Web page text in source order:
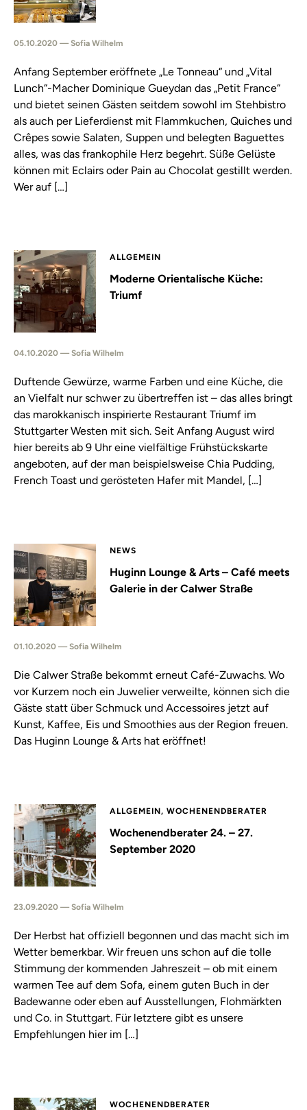
05.10.2020 — Sofia Wilhelm
Anfang September eröffnete „Le Tonneau“ und „Vital
Lunch“-Macher Dominique Gueydan das „Petit France“
und bietet seinen Gästen seitdem sowohl im Stehbistro
als auch per Lieferdienst mit Flammkuchen, Quiches und
Crêpes sowie Salaten, Suppen und belegten Baguettes
alles, was das frankophile Herz begehrt. Süße Gelüste
können mit Eclairs oder Pain au Chocolat gestillt werden.
Wer auf […]
ALLGEMEIN
Moderne Orientalische Küche:
Triumf
04.10.2020 — Sofia Wilhelm
Duftende Gewürze, warme Farben und eine Küche, die
an Vielfalt nur schwer zu übertreffen ist – das alles bringt
das marokkanisch inspirierte Restaurant Triumf im
Stuttgarter Westen mit sich. Seit Anfang August wird
hier bereits ab 9 Uhr eine vielfältige Frühstückskarte
angeboten, auf der man beispielsweise Chia Pudding,
French Toast und gerösteten Hafer mit Mandel, […]
NEWS
Huginn Lounge & Arts – Café meets
Galerie in der Calwer Straße
01.10.2020 — Sofia Wilhelm
Die Calwer Straße bekommt erneut Café-Zuwachs. Wo
vor Kurzem noch ein Juwelier verweilte, können sich die
Gäste statt über Schmuck und Accessoires jetzt auf
Kunst, Kaffee, Eis und Smoothies aus der Region freuen.
Das Huginn Lounge & Arts hat eröffnet!
ALLGEMEIN, WOCHENENDBERATER
Wochenendberater 24. – 27.
September 2020
23.09.2020 — Sofia Wilhelm
Der Herbst hat offiziell begonnen und das macht sich im
Wetter bemerkbar. Wir freuen uns schon auf die tolle
Stimmung der kommenden Jahreszeit – ob mit einem
warmen Tee auf dem Sofa, einem guten Buch in der
Badewanne oder eben auf Ausstellungen, Flohmärkten
und Co. in Stuttgart. Für letztere gibt es unsere
Empfehlungen hier im […]
WOCHENENDBERATER